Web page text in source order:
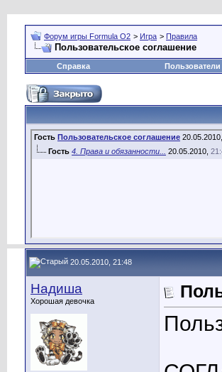
Форум игры Formula O2 > Игра > Правила
Пользовательское соглашение
Справка Пользователи
Гость Пользовательское соглашение 20.05.2010,
Гость 4. Права и обязанности... 20.05.2010,
20.05.2010, 21:48
Надиша
Хорошая девочка